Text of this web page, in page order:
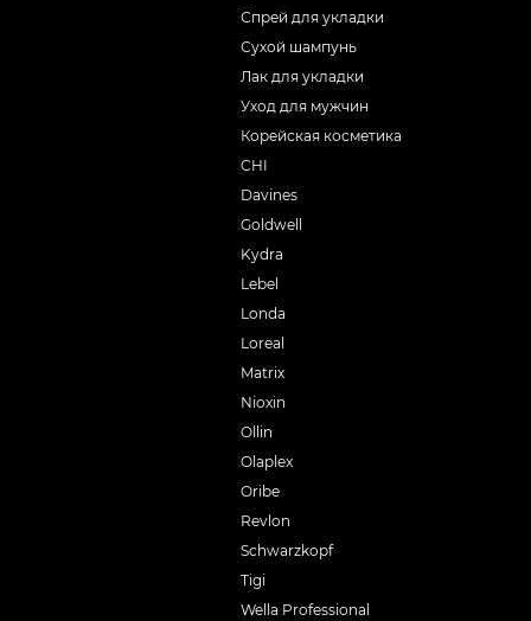
Спрей для укладки
Сухой шампунь
Лак для укладки
Уход для мужчин
Корейская косметика
CHI
Davines
Goldwell
Kydra
Lebel
Londa
Loreal
Matrix
Nioxin
Ollin
Olaplex
Oribe
Revlon
Schwarzkopf
Tigi
Wella Professional